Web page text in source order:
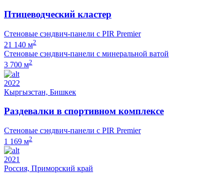
Птицеводческий кластер
Стеновые сэндвич-панели с PIR Premier
21 140 м2
Стеновые сэндвич-панели с минеральной ватой
3 700 м2
2022
Кыргызстан, Бишкек
Раздевалки в спортивном комплексе
Стеновые сэндвич-панели с PIR Premier
1 169 м2
2021
Россия, Приморский край